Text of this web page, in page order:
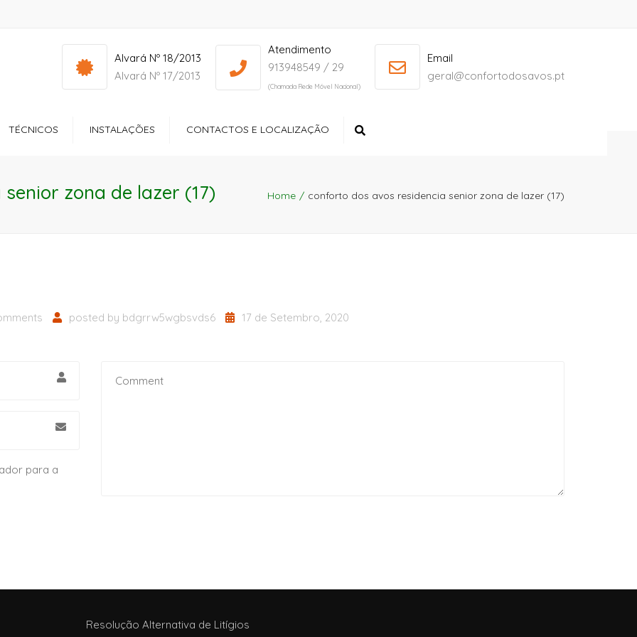
info@yourdomain.com Mon - Sat: 7:00 - 17:00 + 386 40 111 5555 info@yourdomain.com
Alvará Nº 18/2013
Alvará Nº 17/2013
Atendimento
913948549 / 29
(Chamada Rede Móvel Nacional)
Email
geral@confortodosavos.pt
TÉCNICOS
INSTALAÇÕES
Quartos
CONTACTOS E LOCALIZAÇÃO
zona de lazer (17) Home conforto dos avos residencia senior zona de lazer (17)
posted by bdgrrw5wgbsvds6 17 de Setembro, 2020
para a
Resolução Alternativa de Litígios